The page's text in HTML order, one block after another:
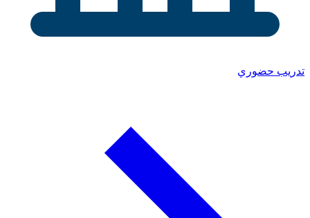
تدريب حضوري